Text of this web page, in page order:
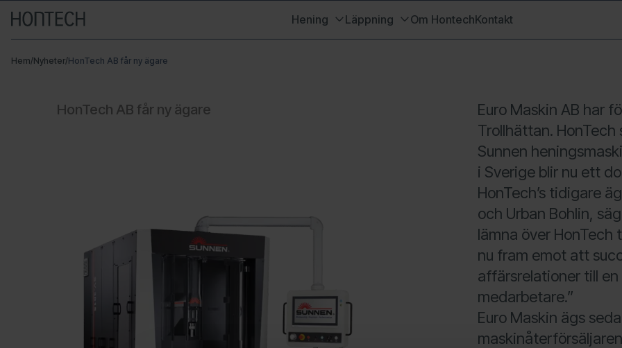
Hening Läppning Om HontechKontakt
Hem/Nyheter/HonTech AB får ny ägare
HonTech AB får ny ägare
Euro Maskin AB har
Trollhättan.
Sunnen
i Sverige blir nu ett
HonTech’s tidigare
och Urban Bohlin,
lämna över HonTech
nu fram emot att
affärsrelationer till
medarbetare.”
Euro Maskin ägs